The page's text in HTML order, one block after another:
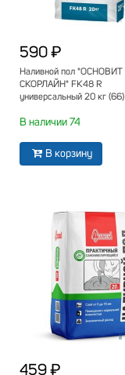
590 ₽
Наливной пол "ОСНОВИТ
СКОРЛАЙН" FK48 R
универсальный 20 кг (66)
В наличии 74
В корзину
459 ₽